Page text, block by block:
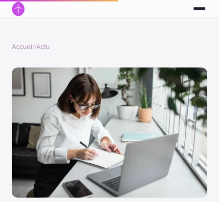
Accueil›Actu